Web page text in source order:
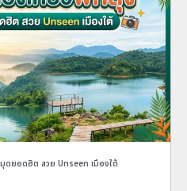
ดยอดฮิต สวย Unseen เมืองใต้